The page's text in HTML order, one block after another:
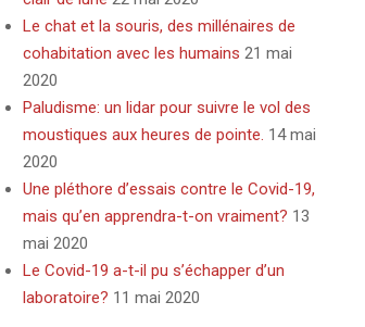
Le chat et la souris, des millénaires de
cohabitation avec les humains 21 mai
2020
Paludisme: un lidar pour suivre le vol des
moustiques aux heures de pointe. 14 mai
2020
Une pléthore d’essais contre le Covid-19,
mais qu’en apprendra-t-on vraiment? 13
mai 2020
Le Covid-19 a-t-il pu s’échapper d’un
laboratoire? 11 mai 2020